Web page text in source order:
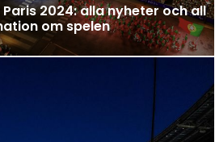
2024: alla nyheter och all
om spelen